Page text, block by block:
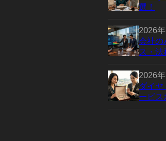
選！
2026
会社の
ス・
2026
ダイ
ービス